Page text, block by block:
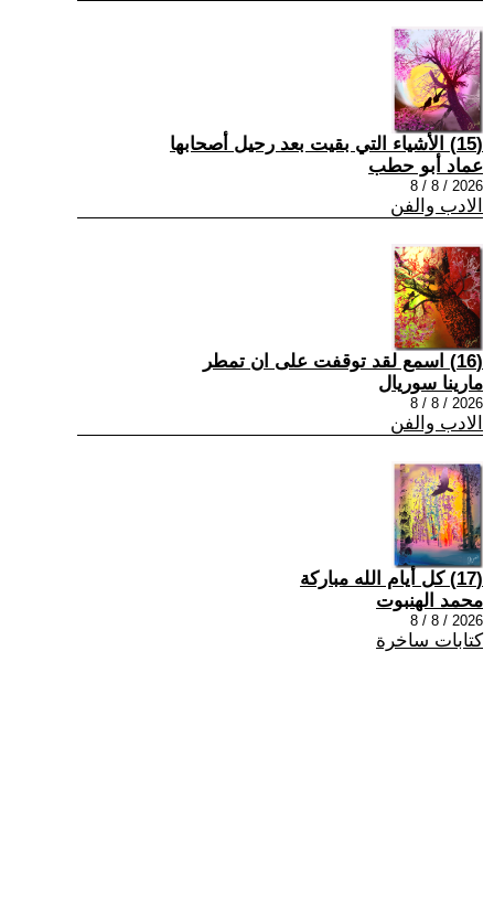
(15) الأشياء التي بقيت بعد رحيل أصحابها
عماد أبو حطب
2026 / 8 / 8
الادب والفن
(16) اسمع لقد توقفت على ان تمطر
مارينا سوريال
2026 / 8 / 8
الادب والفن
(17) كل أيام الله مباركة
محمد الهنبوت
2026 / 8 / 8
كتابات ساخرة